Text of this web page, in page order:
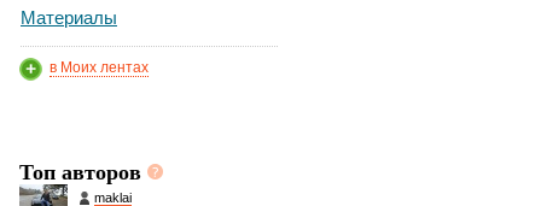
Материалы
в Моих лентах
Топ авторов
maklai